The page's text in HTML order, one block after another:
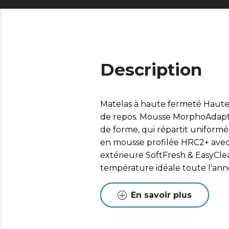
Description
Matelas à haute fermeté
de repos. Mousse
de forme, qui répartit
en mousse profilée HRC2+
extérieure SoftFresh &
température idéale toute
En savoir plus